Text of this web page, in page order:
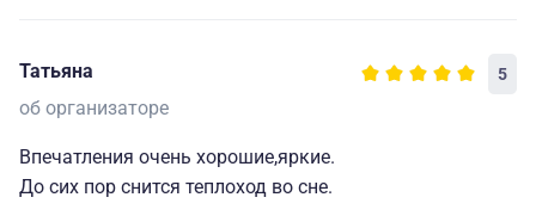
Татьяна 5
об организаторе
Впечатления очень хорошие,яркие.
До сих пор снится теплоход во сне.